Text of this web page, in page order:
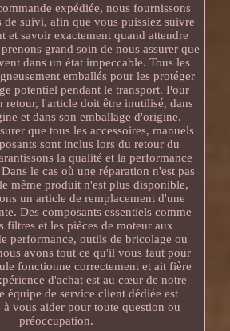
expédiée, nous fournissons
de suivi, afin que vous puissiez suivre
et savoir exactement quand attendre
grand soin de nous assurer que
dans un état impeccable. Tous les
emballés pour les protéger
potentiel pendant le transport. Pour
retour, l'article doit être inutilisé, dans
et dans son emballage d'origine.
que tous les accessoires, manuels
sont inclus lors du retour du
la qualité et la performance
le cas où une réparation n'est pas
même produit n'est plus disponible,
un article de remplacement d'une
Des composants essentiels comme
filtres et les pièces de moteur aux
performance, outils de bricolage ou
avons tout ce qu'il vous faut pour
fonctionne correctement et ait fière
d'achat est au cœur de notre
équipe de service client dédiée est
à vous aider pour toute question ou
préoccupation.